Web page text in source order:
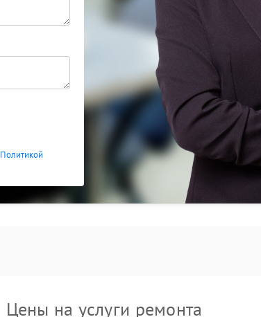
Политикой
Цены на услуги ремонта